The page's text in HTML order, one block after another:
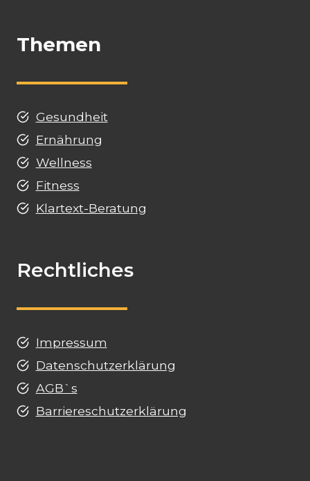
Themen
Gesundheit
Ernährung
Wellness
Fitness
Klartext-Beratung
Rechtliches
Impressum
Datenschutzerklärung
AGB`s
Barriereschutzerklärung